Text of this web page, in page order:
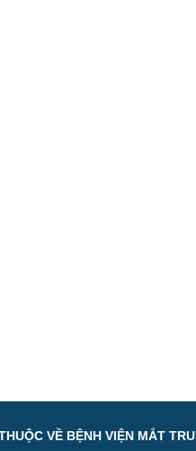
VỀ BỆNH VIỆN MẮT